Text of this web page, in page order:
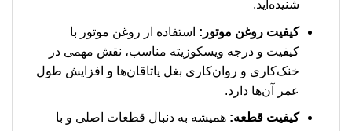
شنیده‌اید.
کیفیت روغن موتور: استفاده از روغن موتور با
کیفیت و درجه ویسکوزیته مناسب، نقش مهمی در
خنک‌کاری و روان‌کاری بغل یاتاقان‌ها و افزایش طول
عمر آن‌ها دارد.
کیفیت قطعه: همیشه به دنبال قطعات اصلی و با